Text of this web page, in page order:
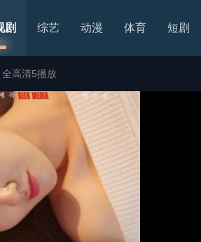
剧 综艺 动漫 体育 短剧
高清5播放